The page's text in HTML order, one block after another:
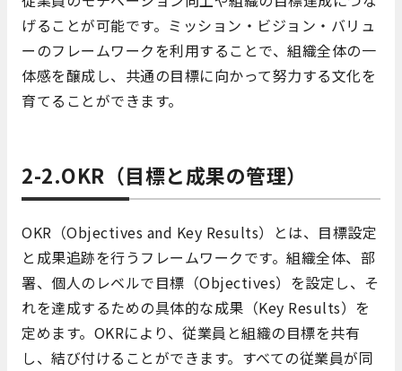
げることが可能です。ミッション・ビジョン・バリュ
ーのフレームワークを利用することで、組織全体の一
体感を醸成し、共通の目標に向かって努力する文化を
育てることができます。
2-2.OKR（目標と成果の管理）
OKR（Objectives and Key Results）とは、目標設定
と成果追跡を行うフレームワークです。組織全体、部
署、個人のレベルで目標（Objectives）を設定し、そ
れを達成するための具体的な成果（Key Results）を
定めます。OKRにより、従業員と組織の目標を共有
し、結び付けることができます。すべての従業員が同